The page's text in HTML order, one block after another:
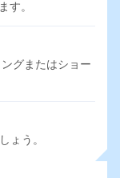
す。
グまたはショー
ょう。